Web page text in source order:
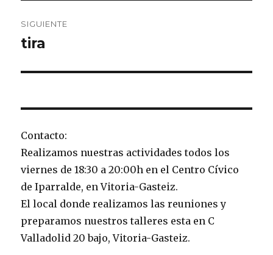
SIGUIENTE
Entrada
tira
Contacto:
Realizamos nuestras actividades todos los
viernes de 18:30 a 20:00h en el Centro Cívico
de Iparralde, en Vitoria-Gasteiz.
El local donde realizamos las reuniones y
preparamos nuestros talleres esta en C
Valladolid 20 bajo, Vitoria-Gasteiz.